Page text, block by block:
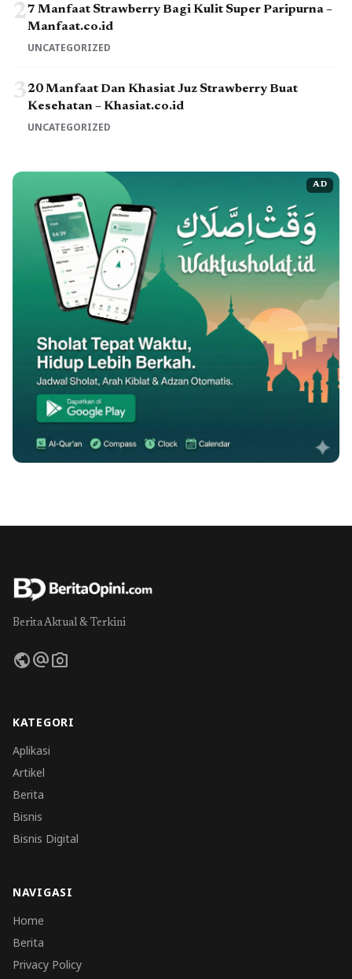
27 Manfaat Strawberry Bagi Kulit Super Paripurna –
Manfaat.co.id
UNCATEGORIZED
320 Manfaat Dan Khasiat Juz Strawberry Buat
Kesehatan – Khasiat.co.id
UNCATEGORIZED
AD
Berita Aktual & Terkini
publicalternate_emailphoto_camera
KATEGORI
Aplikasi
Artikel
Berita
Bisnis
Bisnis Digital
NAVIGASI
Home
Berita
Privacy Policy